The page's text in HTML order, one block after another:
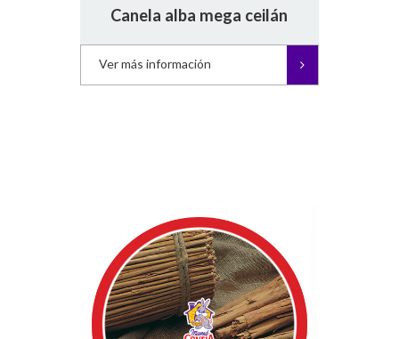
Canela alba mega ceilán
Ver más información